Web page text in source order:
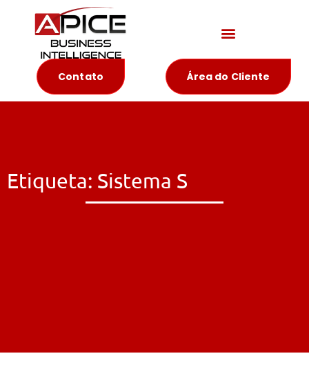
Contato Área do Cliente
Etiqueta: Sistema S